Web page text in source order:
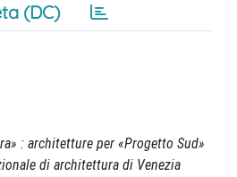
(DC)
: architetture per «Progetto Sud»
di architettura di Venezia